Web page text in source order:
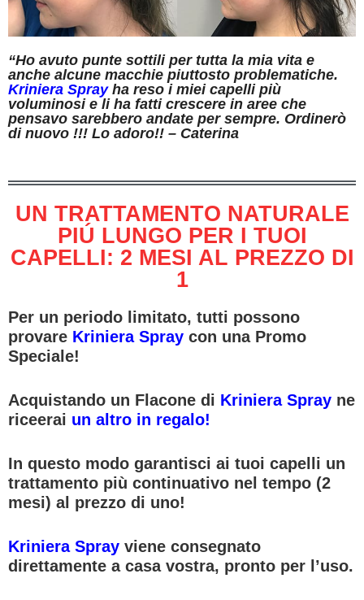
“Ho avuto punte sottili per tutta la mia vita e
anche alcune macchie piuttosto problematiche.
Kriniera Sprayha reso i miei capelli più
voluminosi e li ha fatti crescere in aree che
pensavo sarebbero andate per sempre. Ordinerò
di nuovo !!! Lo adoro!! – Caterina
UN TRATTAMENTO NATURALE
PIÚ LUNGO PER I TUOI
CAPELLI: 2 MESI AL PREZZO DI
1
Per un periodo limitato, tutti possono
provare Kriniera Spray con una Promo
Speciale!
Acquistando un Flacone di Kriniera Spray ne
riceerai un altro in regalo!
In questo modo garantisci ai tuoi capelli un
trattamento più continuativo nel tempo (2
mesi) al prezzo di uno!
Kriniera Spray viene consegnato
direttamente a casa vostra, pronto per l’uso.